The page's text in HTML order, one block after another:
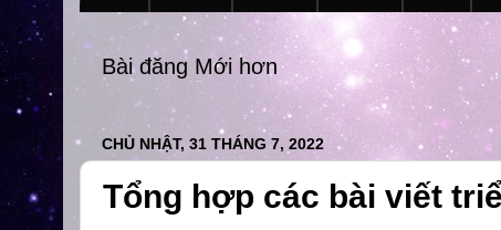
Bài đăng Mới hơn
CHỦ NHẬT, 31 THÁNG 7, 2022
Tổng hợp các bài viết